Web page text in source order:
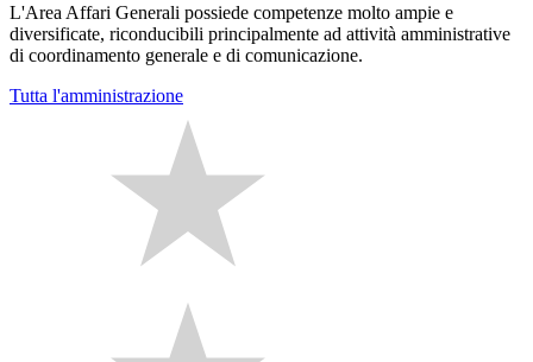
L'Area Affari Generali possiede competenze molto ampie e
diversificate, riconducibili principalmente ad attività amministrative
di coordinamento generale e di comunicazione.
Tutta l'amministrazione